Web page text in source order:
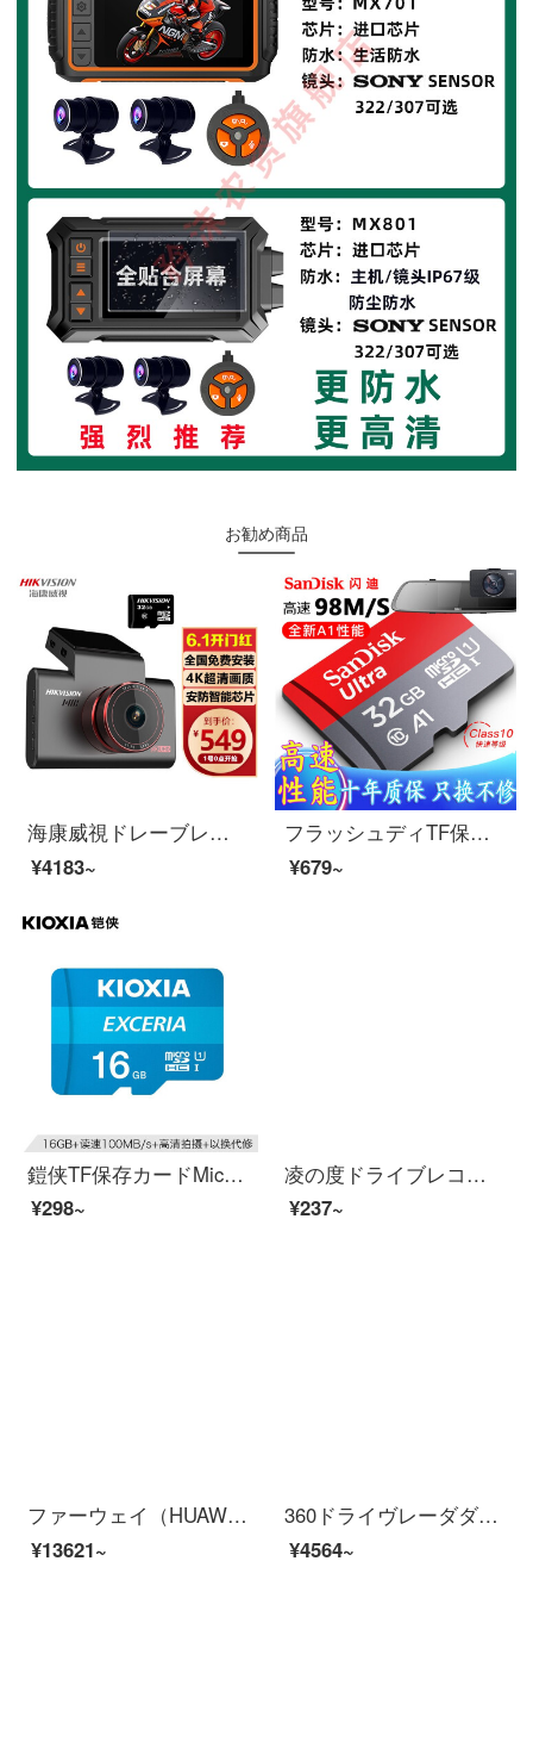
お勧め商品
海康威視ドレーブレコダスC 6 S 4 K超ハイビアンナイトに800万画素のインテックスサウンドを制御するIPSスクリーンセキュリティチップ4 GリモトートSONY传感5 GIGI関连
¥4183~
フラッシュディTF保存カードMicro sdメモリカードclass 10高速携帯電話保存カードドライブラブラレコダカードソニーカメラカードフラッシュ32 G TFカードドラブコダ専用の高速保存カード
¥679~
鎧侠TF保存カードMicroSDメモリカードは、ソニープレーヤの録音ペンに対応しています。タブレットパソコンのビデオモニター、ドライブレーコダ16 G TFカード【高価格比】
¥298~
凌の度ドライブレコーダー锂电池3.7v内置BL960ユニバーサルF8可充电523450电芯HS900 金色 300毫安 索尼电芯
¥237~
ファーウェイ（HUAWEI）ファーウェイ智選車載知恵スクリーンナビゲームテーマ音声画面車載ラインテューリッジ音声スクリーン車載ラインテューリッジスクリーン上のオンラインスクリーンドレインハビビアンホーム車載ナビゲート車載知恵スクリーン+128 G保存カード【顧客...
¥13621~
360ドライヴレーダダM 320 2 Kハイビゾン全面スクリーンメデュー前1440 P後1080ハービアンダブル録画夜見逆画像M 320体享版+128 Gカード（降圧線を含む）
¥4564~